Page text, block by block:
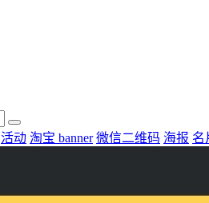
活动 淘宝 banner 微信二维码 海报 名